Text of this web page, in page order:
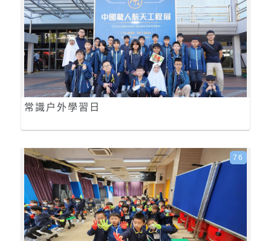
常識户外學習日
76